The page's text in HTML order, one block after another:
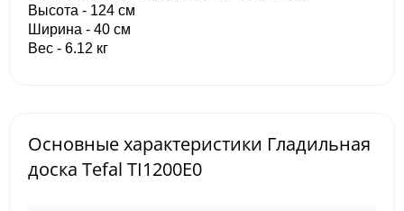
Высота - 124 см
Ширина - 40 см
Вес - 6.12 кг
Основные характеристики Гладильная
доска Tefal TI1200E0